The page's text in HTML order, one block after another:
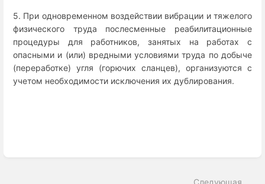
5. При одновременном воздействии вибрации и тяжелого
физического труда послесменные реабилитационные
процедуры для работников, занятых на работах с
опасными и (или) вредными условиями труда по добыче
(переработке) угля (горючих сланцев), организуются с
учетом необходимости исключения их дублирования.